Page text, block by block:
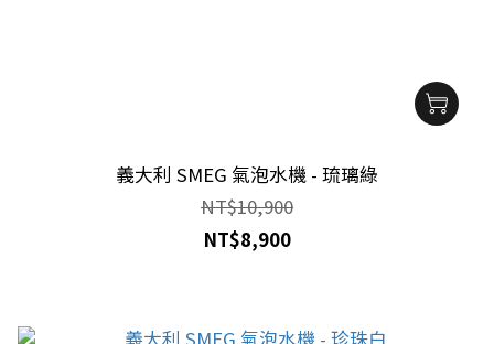
義大利 SMEG 氣泡水機 - 琉璃綠
NT$10,900
NT$8,900